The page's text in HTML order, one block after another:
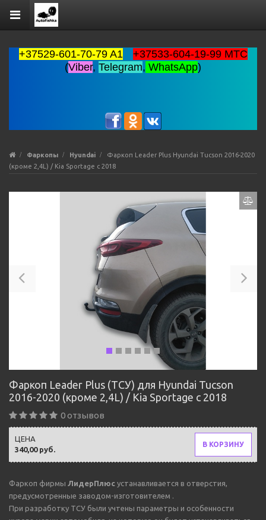
+37529-601-70-79 A1
+37533-604-19-99 MTC
(Viber, Telegram, WhatsApp)
Фаркопы Hyundai
Фаркоп Leader Plus Hyundai Tucson 2016-2020
(кроме 2,4L) / Kia Sportage с 2018
Фаркоп Leader Plus (ТСУ) для Hyundai Tucson
2016-2020 (кроме 2,4L) / Kia Sportage с 2018
0 отзывов
340,00 руб.
ЦЕНА
В КОРЗИНУ
Фаркоп фирмы ЛидерПлюс устанавливается в отверстия,
предусмотренные заводом-изготовителем .
При разработку ТСУ были учтены параметры и особенности